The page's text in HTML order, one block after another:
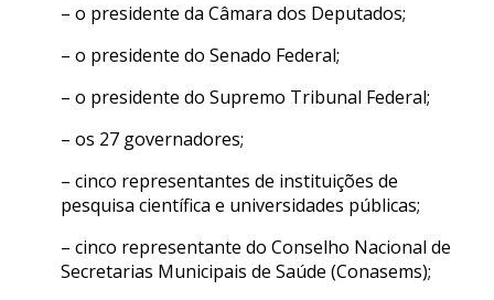
– o presidente da Câmara dos Deputados;
– o presidente do Senado Federal;
– o presidente do Supremo Tribunal Federal;
– os 27 governadores;
– cinco representantes de instituições de
pesquisa científica e universidades públicas;
– cinco representante do Conselho Nacional de
Secretarias Municipais de Saúde (Conasems);